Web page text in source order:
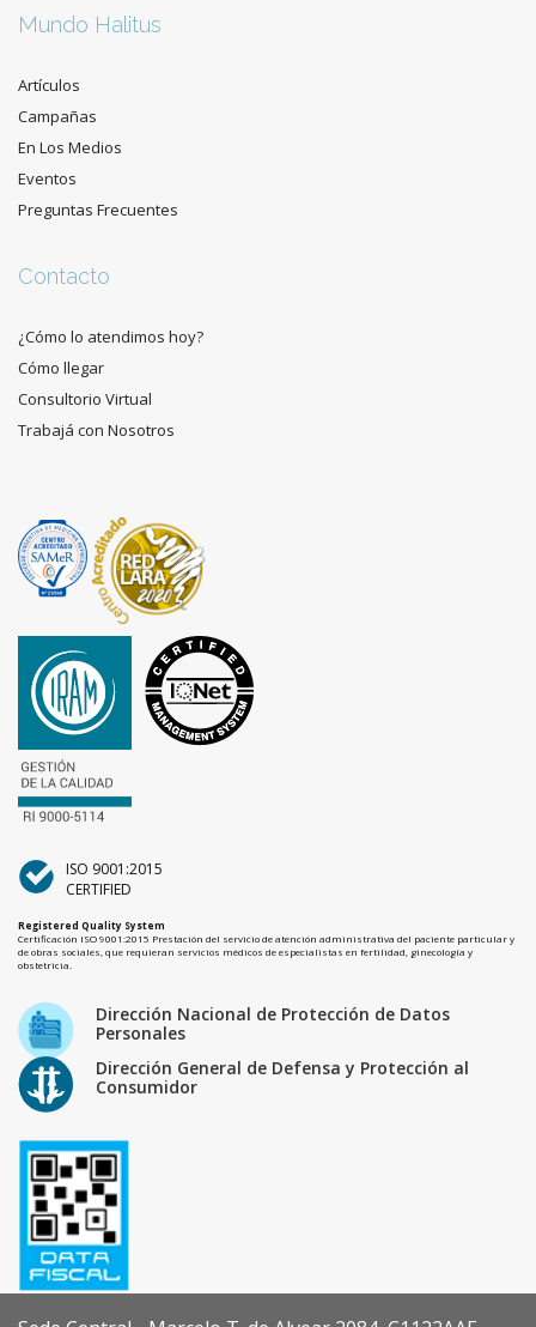
Mundo Halitus
Artículos
Campañas
En Los Medios
Eventos
Preguntas Frecuentes
Contacto
¿Cómo lo atendimos hoy?
Cómo llegar
Consultorio Virtual
Trabajá con Nosotros
ISO 9001:2015
CERTIFIED
Registered Quality System
Certificación ISO 9001:2015 Prestación del servicio de atención administrativa del paciente particular y
de obras sociales, que requieran servicios médicos de especialistas en fertilidad, ginecología y
obstetricia.
Dirección Nacional de Protección de Datos
Personales
Dirección General de Defensa y Protección al
Consumidor